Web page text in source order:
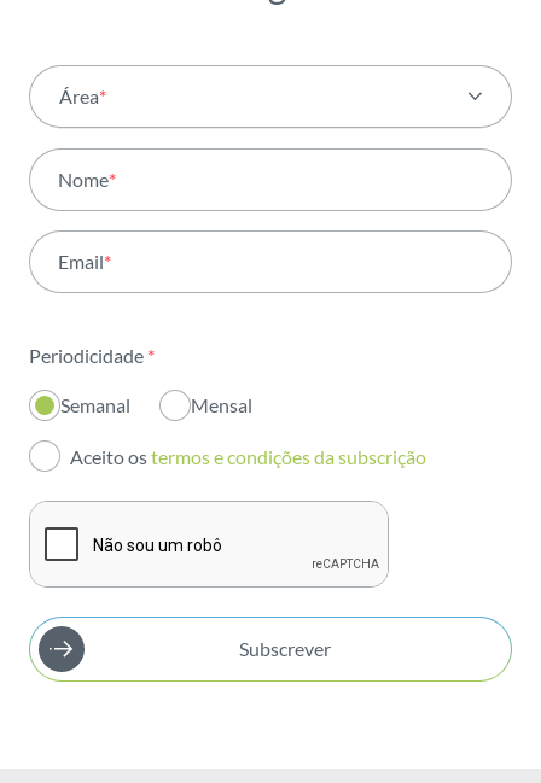
Área*
Atividade
Institucional
Inovação
Investidores
Publicações
Nome*
Email*
Periodicidade *
Semanal Mensal
Aceito ostermos e condições da subscrição
Subscrever